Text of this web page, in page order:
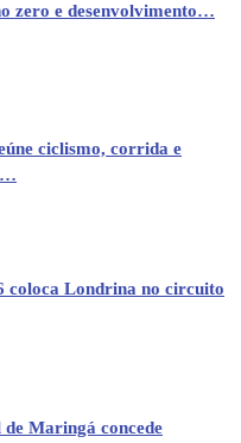
zero e desenvolvimento…
ciclismo, corrida e
coloca Londrina no circuito
Maringá concede